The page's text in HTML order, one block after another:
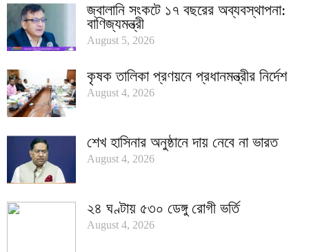
জ্বালানি সংকটে ১৭ বছরের অব্যবস্থাপনা:
বাণিজ্যমন্ত্রী
August 5, 2026
কৃষক তালিকা প্রণয়নে প্রধানমন্ত্রীর নির্দেশ
August 4, 2026
শেখ হাসিনার অনুষ্ঠানে দায় নেবে না ভারত
August 4, 2026
২৪ ঘণ্টায় ৫৩০ ডেঙ্গু রোগী ভর্তি
August 4, 2026